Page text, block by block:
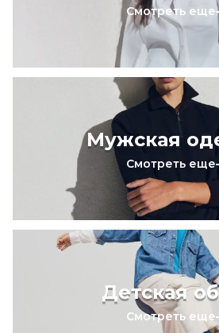
Смотреть еще
Мужская
Смотреть еще
Детская
Смотреть еще